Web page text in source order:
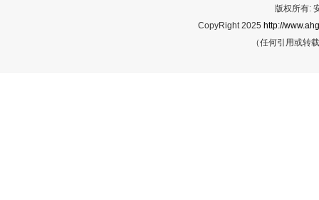
版权所有:
CopyRight 2025 http://
（任何引用或转